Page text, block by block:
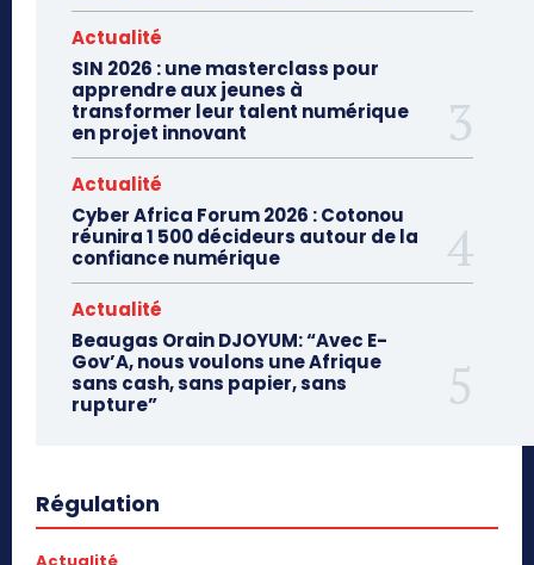
Actualité
SIN 2026 : une masterclass pour
apprendre aux jeunes à
transformer leur talent numérique
en projet innovant
Actualité
Cyber Africa Forum 2026 : Cotonou
réunira 1 500 décideurs autour de la
confiance numérique
Actualité
Beaugas Orain DJOYUM: “Avec E-
Gov’A, nous voulons une Afrique
sans cash, sans papier, sans
rupture”
Régulation